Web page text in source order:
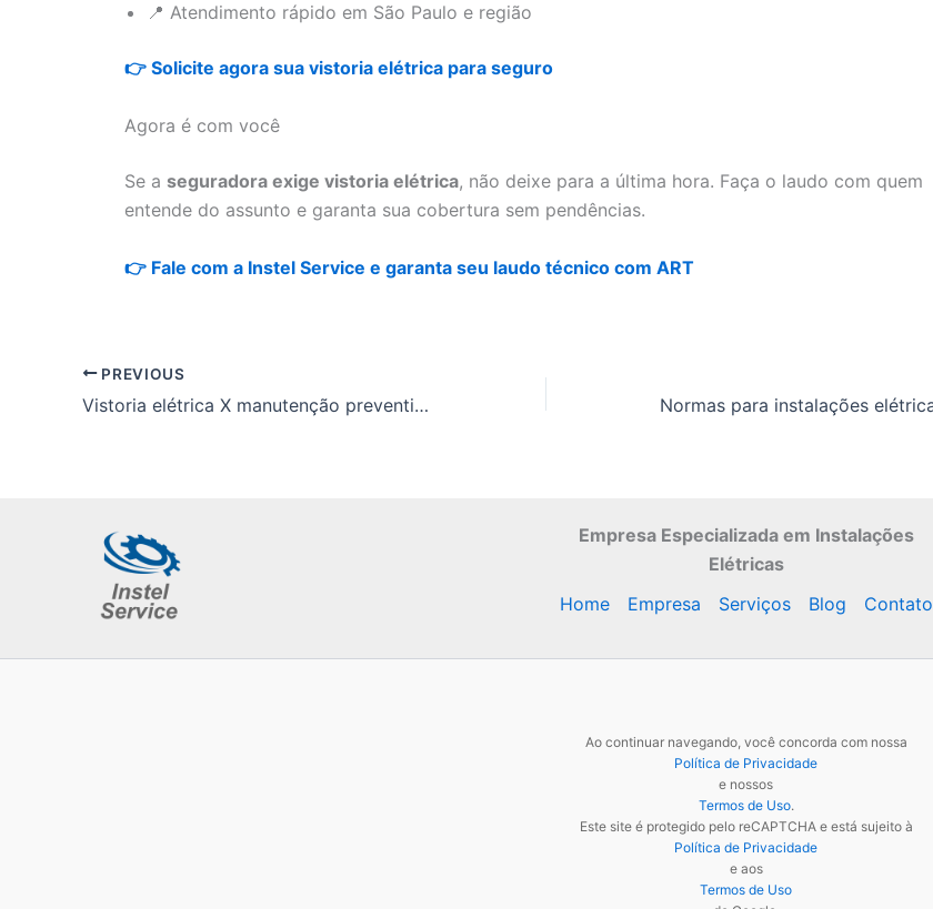
📍 Atendimento rápido em São Paulo e região
👉 Solicite agora sua vistoria elétrica para seguro
Agora é com você
Se a seguradora exige vistoria elétrica, não deixe para a última hora. Faça o laudo com quem
entende do assunto e garanta sua cobertura sem pendências.
👉 Fale com a Instel Service e garanta seu laudo técnico com ART
PREVIOUS
Vistoria elétrica X manutenção preventiva
Empresa Especializada em Instalações
Elétricas
Home
Empresa Serviços Blog Contato
Ao continuar navegando, você concorda com nossa
Política de Privacidade
e nossos
Termos de Uso.
Este site é protegido pelo reCAPTCHA e está sujeito à
Política de Privacidade
e aos
Termos de Uso